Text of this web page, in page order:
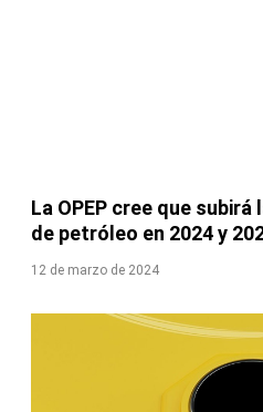
La OPEP cree que subirá
de petróleo en 2024 y
12 de marzo de 2024